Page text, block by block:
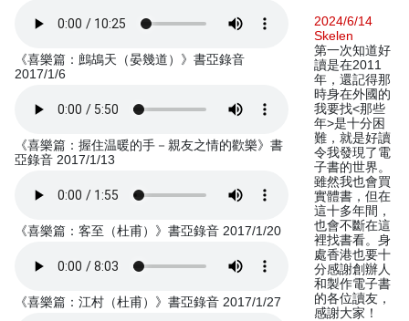
《喜樂篇：鷓鴣天（晏幾道）》書亞錄音
2017/1/6
《喜樂篇：握住温暖的手－親友之情的歡樂》書
亞錄音 2017/1/13
《喜樂篇：客至（杜甫）》書亞錄音 2017/1/20
《喜樂篇：江村（杜甫）》書亞錄音 2017/1/27
2024/6/14
Skelen
第一次知道好
讀是在2011
年，還記得那
時身在外國的
我要找<那些
年>是十分困
難，就是好讀
令我發現了電
子書的世界。
雖然我也會買
實體書，但在
這十多年間，
也會不斷在這
裡找書看。身
處香港也要十
分感謝創辦人
和製作電子書
的各位讀友，
感謝大家！